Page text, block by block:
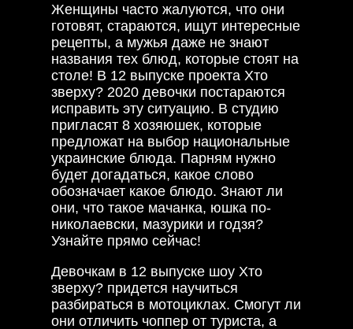
Женщины часто жалуются, что они
готовят, стараются, ищут интересные
рецепты, а мужья даже не знают
названия тех блюд, которые стоят на
столе! В 12 выпуске проекта Хто
зверху? 2020 девочки постараются
исправить эту ситуацию. В студию
пригласят 8 хозяюшек, которые
предложат на выбор национальные
украинские блюда. Парням нужно
будет догадаться, какое слово
обозначает какое блюдо. Знают ли
они, что такое мачанка, юшка по-
николаевски, мазурики и годзя?
Узнайте прямо сейчас!
Девочкам в 12 выпуске шоу Хто
зверху? придется научиться
разбираться в мотоциклах. Смогут ли
они отличить чоппер от туриста, а